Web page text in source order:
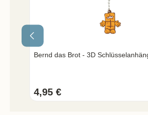
Bernd das Brot - 3D
4,95 €